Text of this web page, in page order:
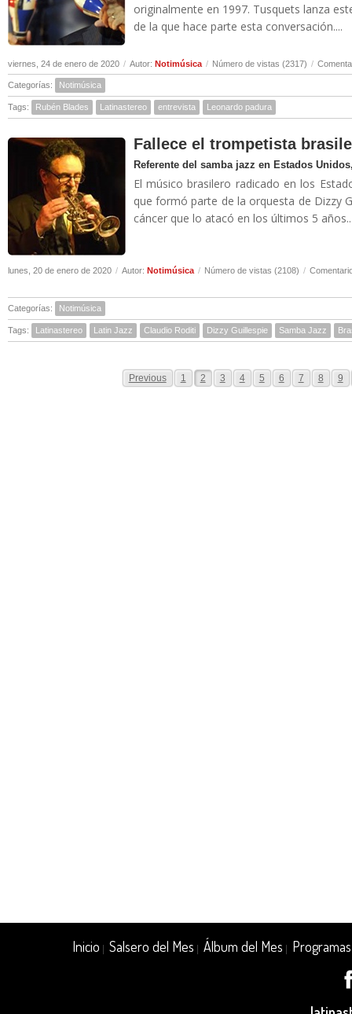
originalmente en 1997. Tusquets lanza
de la que hace parte esta conversación....
viernes, 24 de enero de 2020 / Autor: Notimúsica / Número de vistas (2317) /
Categorías: Notimúsica
Tags: Rubén Blades Latinastereo entrevista Leonardo padura
Fallece el trompetista
Referente del samba jazz en Estados
El músico brasilero radicado en los
que formó parte de la orquesta de Dizzy
cáncer que lo atacó en los últimos 5
lunes, 20 de enero de 2020 / Autor: Notimúsica / Número de vistas (2108) /
Categorías: Notimúsica
Tags: Latinastereo Latin Jazz Claudio Roditi Dizzy Guillespie Samba Jazz
Previous 1 2 3 4 5 6 7 8 9
Inicio |Salsero del Mes |Álbum del Mes Programas